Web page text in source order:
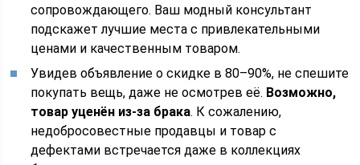
сопровождающего. Ваш модный консультант
подскажет лучшие места с привлекательными
ценами и качественным товаром.
Увидев объявление о скидке в 80–90%, не спешите
покупать вещь, даже не осмотрев её. Возможно,
товар уценён из-за брака. К сожалению,
недобросовестные продавцы и товар с
дефектами встречается даже в коллекциях